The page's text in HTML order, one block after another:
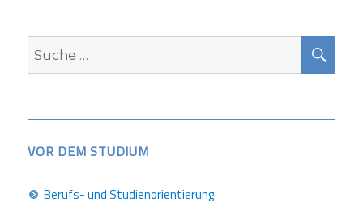
Suche
nach:
VOR DEM STUDIUM
Berufs- und Studienorientierung